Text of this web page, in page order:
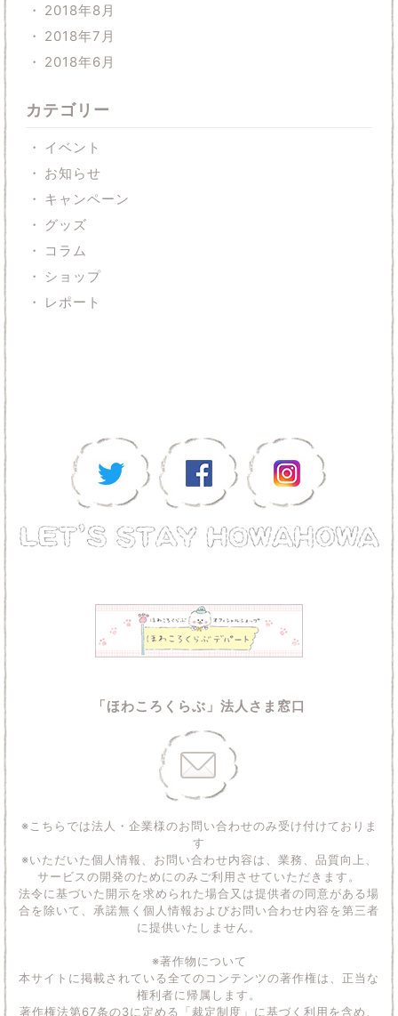
2018年8月
2018年7月
2018年6月
カテゴリー
イベント
お知らせ
キャンペーン
グッズ
コラム
ショップ
レポート
「ほわころくらぶ」法人さま窓口
※こちらでは法人・企業様のお問い合わせのみ受け付けておりま
す
※いただいた個人情報、お問い合わせ内容は、業務、品質向上、
サービスの開発のためにのみご利用させていただきます。
法令に基づいた開示を求められた場合又は提供者の同意がある場
合を除いて、承諾無く個人情報およびお問い合わせ内容を第三者
に提供いたしません。
※著作物について
本サイトに掲載されている全てのコンテンツの著作権は、正当な
権利者に帰属します。
著作権法第67条の3に定める「裁定制度」に基づく利用を含め、